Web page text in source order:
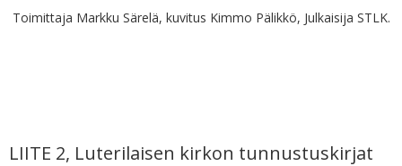
Toimittaja Markku Särelä, kuvitus Kimmo Pälikkö, Julkaisija STLK.
LIITE 2, Luterilaisen kirkon tunnustuskirjat